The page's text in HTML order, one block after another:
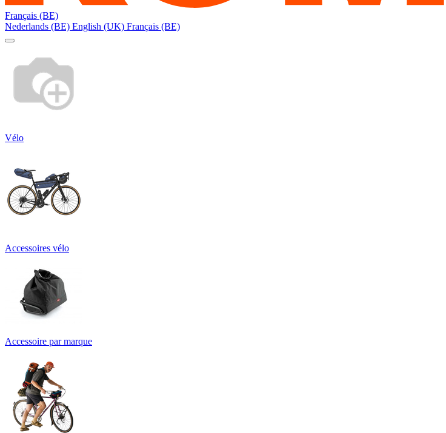
Français (BE)
Nederlands (BE) English (UK) Français (BE)
Vélo
Accessoires vélo
Accessoire par marque